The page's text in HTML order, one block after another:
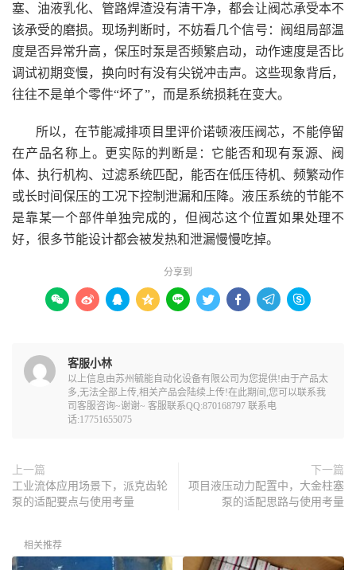
塞、油液乳化、管路焊渣没有清干净，都会让阀芯承受本不
该承受的磨损。现场判断时，不妨看几个信号：阀组局部温
度是否异常升高，保压时泵是否频繁启动，动作速度是否比
调试初期变慢，换向时有没有尖锐冲击声。这些现象背后，
往往不是单个零件“坏了”，而是系统损耗在变大。
所以，在节能减排项目里评价诺顿液压阀芯，不能停留
在产品名称上。更实际的判断是：它能否和现有泵源、阀
体、执行机构、过滤系统匹配，能否在低压待机、频繁动作
或长时间保压的工况下控制泄漏和压降。液压系统的节能不
是靠某一个部件单独完成的，但阀芯这个位置如果处理不
好，很多节能设计都会被发热和泄漏慢慢吃掉。
分享到
        
客服小林
以上信息由苏州毓能自动化设备有限公司为您提供!由于产品太
多,无法全部上传,相关产品会陆续上传!在此期间,您可以联系我
司客服咨询~谢谢~ 客服联系QQ:870168797 联系电
话:17751655075
上一篇
工业流体应用场景下，派克齿轮
泵的适配要点与使用考量
下一篇
项目液压动力配置中，大金柱塞
泵的适配思路与使用考量
相关推荐